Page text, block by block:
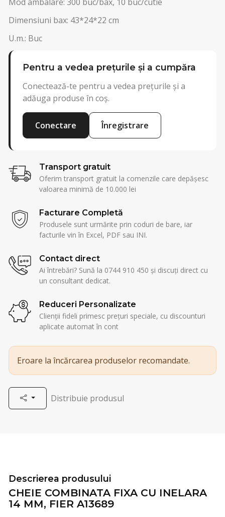
Dimensiuni bax: 43*24*22 cm
U.m.: Buc
Pentru a vedea prețurile și a cumpăra
Conectează-te pentru a vedea prețurile și a
adăuga produse în coș.
Conectare Înregistrare
Transport gratuit
Oferim transport gratuit la comenzile care depășesc
valoarea minimă de 10.000 lei
Facturare Completă
Produsele sunt urmărite prin coduri de bare, iar
facturile vin în Excel, PDF sau INI.
Contact direct
Ai întrebări? Sună la 0744 910 450 și discuți direct cu
un consultant dedicat.
Reduceri Personalizate
Clienții fideli primesc prețuri speciale, cu discounturi
aplicate automat în cont
Eroare la încărcarea produselor recomandate.
Distribuie produsul
Descrierea produsului
CHEIE COMBINATA FIXA CU INELARA
14 MM, FIER A13689